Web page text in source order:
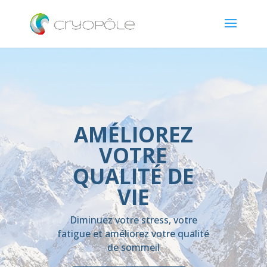
AMÉLIOREZ
VOTRE
QUALITÉ DE
VIE
Diminuez votre stress, votre
fatigue et améliorez votre qualité
de sommeil